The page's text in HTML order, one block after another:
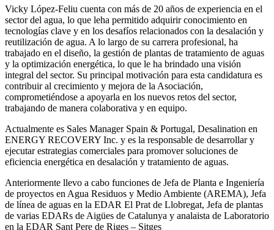
Vicky López-Feliu cuenta con más de 20 años de experiencia en el
sector del agua, lo que leha permitido adquirir conocimiento en
tecnologías clave y en los desafíos relacionados con la desalación y
reutilización de agua. A lo largo de su carrera profesional, ha
trabajado en el diseño, la gestión de plantas de tratamiento de aguas
y la optimización energética, lo que le ha brindado una visión
integral del sector. Su principal motivación para esta candidatura es
contribuir al crecimiento y mejora de la Asociación,
comprometiéndose a apoyarla en los nuevos retos del sector,
trabajando de manera colaborativa y en equipo.
Actualmente es Sales Manager Spain & Portugal, Desalination en
ENERGY RECOVERY Inc. y es la responsable de desarrollar y
ejecutar estrategias comerciales para promover soluciones de
eficiencia energética en desalación y tratamiento de aguas.
Anteriormente llevo a cabo funciones de Jefa de Planta e Ingeniería
de proyectos en Agua Residuos y Medio Ambiente (AREMA), Jefa
de línea de aguas en la EDAR El Prat de Llobregat, Jefa de plantas
de varias EDARs de Aigües de Catalunya y analaista de Laboratorio
en la EDAR Sant Pere de Riges – Sitges